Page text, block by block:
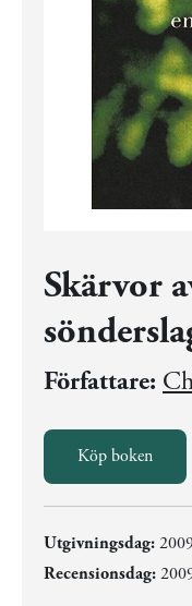
Skärvor
Författare:
Köp boken
Utgivningsdag:
Recensionsdag: